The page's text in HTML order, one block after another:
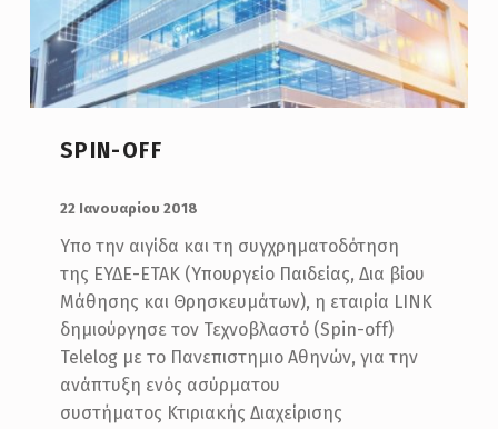
SPIN-OFF
22 Ιανουαρίου 2018
Υπο την αιγίδα και τη συγχρηματοδότηση
της ΕΥΔΕ-ΕΤΑΚ (Υπουργείο Παιδείας, Δια βίου
Μάθησης και Θρησκευμάτων), η εταιρία LINK
δημιούργησε τον Τεχνοβλαστό (Spin-off)
Telelog με το Πανεπιστημιο Αθηνών, για την
ανάπτυξη ενός ασύρματου
συστήματος Κτιριακής Διαχείρισης